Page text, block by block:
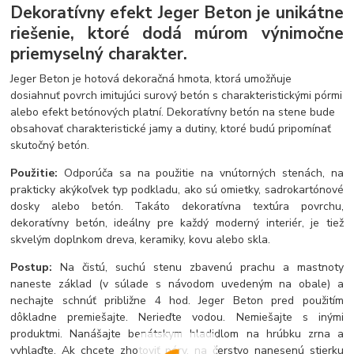
Dekoratívny efektJeger Beton je unikátne
riešenie, ktoré dodá múrom výnimočne
priemyselný charakter.
Jeger Beton je hotová dekoračná hmota, ktorá umožňuje
dosiahnuť povrch imitujúci surový betón s charakteristickými pórmi
alebo efekt betónových platní. Dekoratívny betón na stene bude
obsahovať charakteristické jamy a dutiny, ktoré budú pripomínať
skutočný betón.
Použitie: Odporúča sa na použitie na vnútorných stenách, na
prakticky akýkoľvek typ podkladu, ako sú omietky, sadrokartónové
dosky alebo betón. Takáto dekoratívna textúra povrchu,
dekoratívny betón, ideálny pre každý moderný interiér, je tiež
skvelým doplnkom dreva, keramiky, kovu alebo skla.
Postup: Na čistú, suchú stenu zbavenú prachu a mastnoty
naneste základ (v súlade s návodom uvedeným na obale) a
nechajte schnúť približne 4 hod. Jeger Beton pred použitím
dôkladne premiešajte. Nerieďte vodou. Nemiešajte s inými
produktmi. Nanášajte benátskym hladidlom na hrúbku zrna a
vyhlaďte. Ak chcete zhotoviť póry, na čerstvo nanesenú stierku